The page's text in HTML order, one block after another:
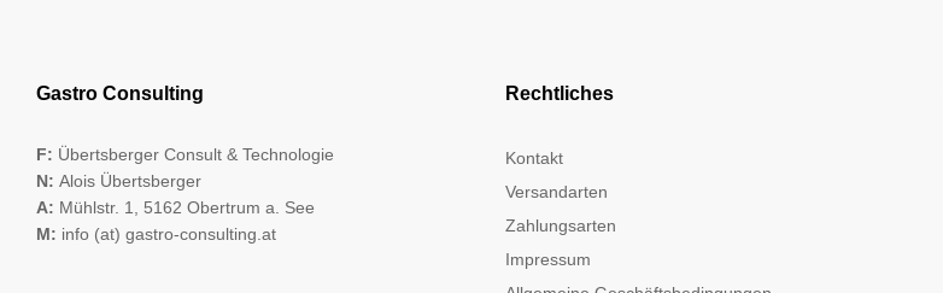
Gastro Consulting
F: Übertsberger Consult & Technologie
N: Alois Übertsberger
A: Mühlstr. 1, 5162 Obertrum a. See
M: info (at) gastro-consulting.at
Rechtliches
Kontakt
Versandarten
Zahlungsarten
Impressum